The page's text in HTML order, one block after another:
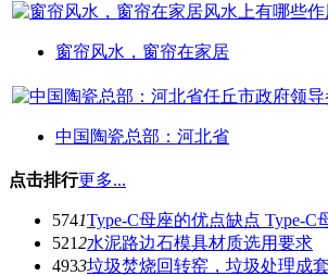
窗帘风水，窗帘在家居
中国陶瓷总部：河北省
点击排行更多...
5741Type-C母座的优点缺点 Type-C
5212水泥路边石模具材质选用要求
4933垃圾焚烧回转窑，垃圾处理成